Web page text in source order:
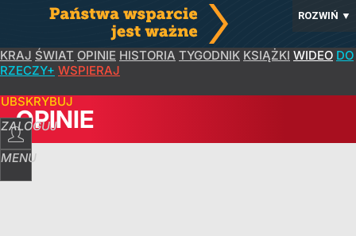
ROZWIŃ ▼
KRAJ ŚWIAT OPINIE HISTORIA TYGODNIK KSIĄŻKI WIDEO DO
RZECZY+ WSPIERAJ
ZALOGUJ
MENU
OPINIE